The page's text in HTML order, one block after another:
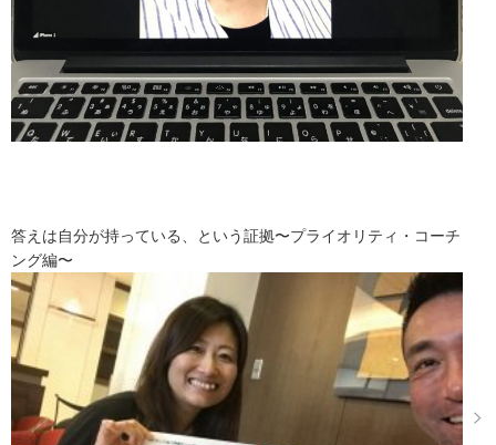
答えは自分が持っている、という証拠〜プライオリティ・コーチ
ング編〜